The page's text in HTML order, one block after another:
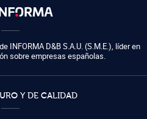
INFORMA D&B S.A.U. (S.M.E.), líder en
sobre empresas españolas.
Y DE CALIDAD